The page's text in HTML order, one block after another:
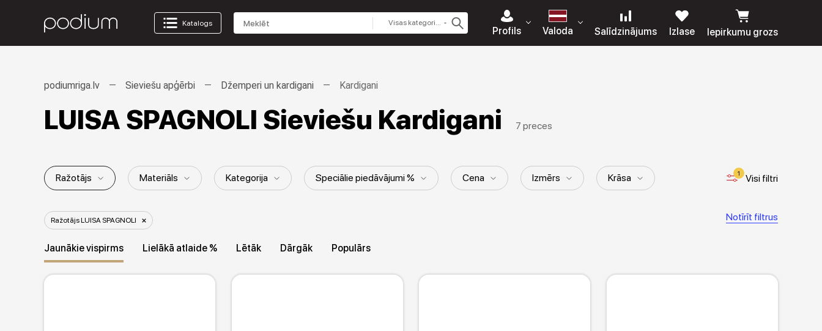
Katalogs Visas kategorijas
Profils Valoda Salīdzinājums Izlase Iepirkumu grozs
podiumriga.lv Sieviešu apģērbi Džemperi un kardigani Kardigani
LUISA SPAGNOLI Sieviešu Kardigani 7 preces
Ražotājs Materiāls Kategorija Speciālie piedāvājumi % Cena Izmērs Krāsa 1 Visi filtri
Ražotājs LUISA SPAGNOLI Notīrīt filtrus
Jaunākie vispirms Lielākā atlaide % Lētāk Dārgāk Populārs